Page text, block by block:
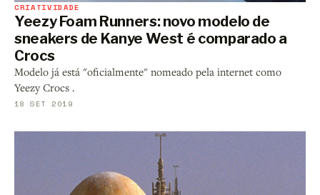
CRIATIVIDADE
Yeezy Foam Runners: novo modelo de
sneakers de Kanye West é comparado a
Crocs
Modelo já está "oficialmente" nomeado pela internet como
Yeezy Crocs .
18 SET 2019